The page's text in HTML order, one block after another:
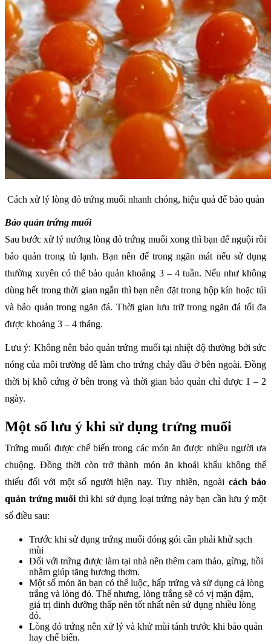
Cách xử lý lòng đỏ trứng muối nhanh chóng, hiệu quả để bảo quản
Bảo quản trứng muối
Sau bước xử lý nướng lòng đỏ trứng muối xong thì bạn để nguội rồi
bảo quản trong tủ lạnh. Bạn nên để trong ngăn mát nếu sử dụng
thường xuyên có thể bảo quản khoảng 3 – 4 tuần. Nếu như không
dùng hết trong thời gian ngắn thì bạn nên đặt trong hộp kín hoặc túi
và bảo quản trong ngăn đá. Thời gian lưu trữ trong ngăn đá tối đa
được khoảng 3 – 4 tháng.
Lưu ý: Không nên bảo quản trứng muối tại nhiệt độ thường bởi sức
nóng của môi trường dễ làm cho trứng chảy dầu ở bên ngoài. Đồng
thời bị khô cứng ở bên trong và thời gian bảo quản chỉ được 1 – 2
ngày.
Một số lưu ý khi sử dụng trứng muối
Trứng muối được chế biến trong các món ăn được nhiều người ưa
chuộng. Đồng thời còn trở thành món ăn khoái khẩu không thể
thiếu đối với một số người hiện nay. Tuy nhiên, ngoài cách bảo
quản trứng muối thì khi sử dụng loại trứng này bạn cần lưu ý một
số điều sau:
Trước khi sử dụng trứng muối đóng gói cần phải khử sạch
mùi
Đối với trứng được làm tại nhà nên thêm cam thảo, gừng, hồi
nhằm giúp tăng hương thơm.
Một số món ăn bạn có thể luộc, hấp trứng và sử dụng cả lòng
trắng và lòng đỏ. Thế nhưng, lòng trắng sẽ có vị mặn đậm,
giá trị dinh dưỡng thấp nên tốt nhất nên sử dụng nhiều lòng
đỏ.
Lòng đỏ trứng nên xử lý và khử mùi tánh trước khi bảo quản
hay chế biến.